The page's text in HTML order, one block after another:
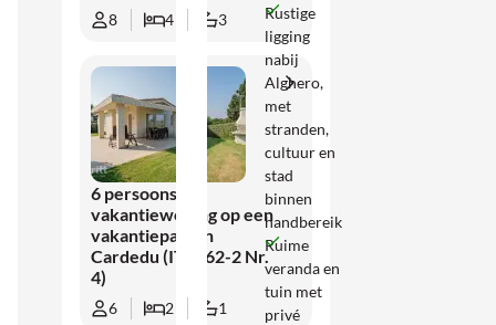
8 4 3
6 persoons
vakantiewoning op een
vakantiepark in
Cardedu (IT2262-2 Nr.
4)
6 2 1
Rustige
ligging
nabij
Alghero,
met
stranden,
cultuur en
stad
binnen
handbereik
Ruime
veranda en
tuin met
privé